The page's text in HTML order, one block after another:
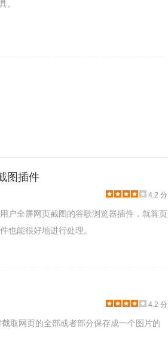
时间，可以升级为收费版。
。
图插件
4.2 分
户全屏网页截图的谷歌浏览器插件，就算页
也能很好地进行处理。
4.2 分
取网页的全部或者部分保存成一个图片的